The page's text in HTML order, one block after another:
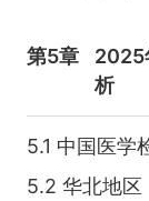
第5章
2025
析
5.1 中国医学
5.2 华北地区